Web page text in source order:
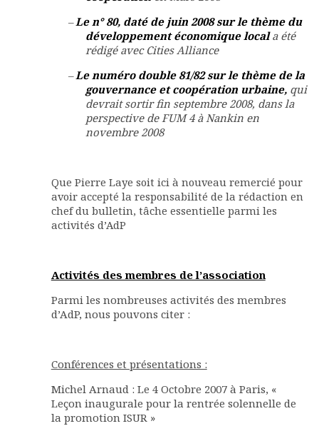
– Le n° 80, daté de juin 2008 sur le thème du
développement économique locala été
rédigé avec Cities Alliance
– Le numéro double 81/82 sur le thème de la
gouvernance et coopération urbaine, qui
devrait sortir fin septembre 2008, dans la
perspective de FUM 4 à Nankin en
novembre 2008
Que Pierre Laye soit ici à nouveau remercié pour
avoir accepté la responsabilité de la rédaction en
chef du bulletin, tâche essentielle parmi les
activités d’AdP
Activités des membres de l’association
Parmi les nombreuses activités des membres
d’AdP, nous pouvons citer :
Conférences et présentations :
Michel Arnaud : Le 4 Octobre 2007 à Paris, «
Leçon inaugurale pour la rentrée solennelle de
la promotion ISUR »